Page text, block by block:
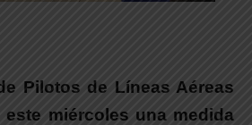
Pilotos de Líneas Aéreas
este miércoles una medida